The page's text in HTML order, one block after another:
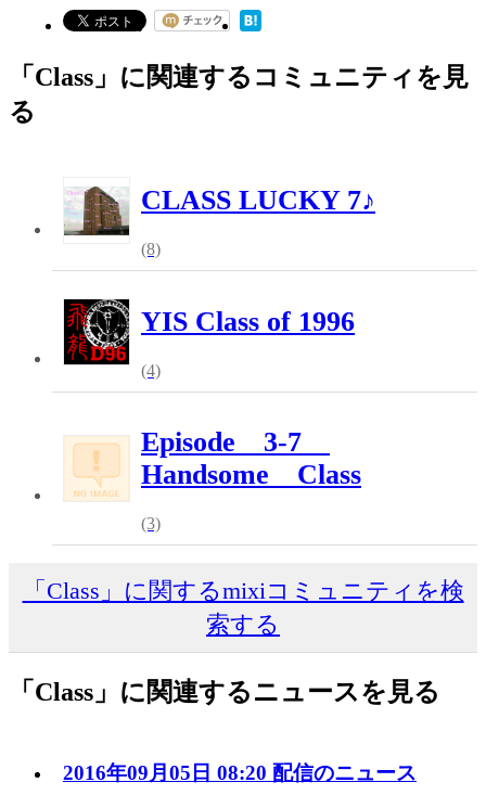
「Class」に関連するコミュニティを見
る
CLASS LUCKY 7♪
(8)
YIS Class of 1996
(4)
Episode 3-7
Handsome Class
(3)
「Class」に関するmixiコミュニティを検
索する
「Class」に関連するニュースを見る
2016年09月05日 08:20 配信のニュース